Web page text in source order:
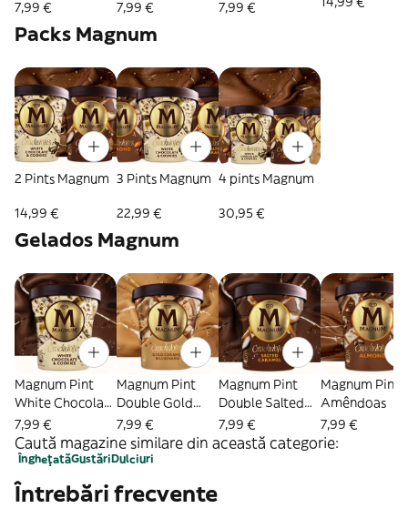
White Chocolate
7,99 €
Gold Caramel
7,99 €
Salted Caramel
7,99 €
Packs Magnum
2 Pints Magnum
14,99 €
3 Pints Magnum
22,99 €
4 pints Magnum
30,95 €
Gelados Magnum
Magnum Pint
White Chocolate
& Cookies
7,99 €
Magnum Pint
Double Gold
Caramel
7,99 €
Magnum Pint
Double Salted
Caramel
7,99 €
Magnum Pint
Amêndoas
7,99 €
Caută magazine similare din această categorie:
ÎnghețatăGustăriDulciuri
Întrebări frecvente